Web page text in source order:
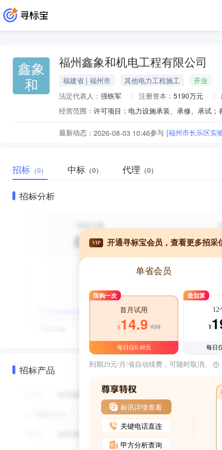
鑫象
和
福州鑫象和机电工程有限公司
福建省 | 福州市 其他电力工程施工
开业
法定代表人： 强铁军 注册资本： 5190万元
经营范围：
最新动态： 2026-08-03 10:46参与 [福州市长乐区实
招标 （0） 中标 （0） 代理 （0）
招标分析
招标产品
VIP 开通寻标宝会员，查看更多招采
单省会员
限购一次
首月试用
¥14.9 ¥39
每日仅0.48元
最划算
12
¥
每日
到期29元/月/省自动续费，可随时取消。
标讯详情查看
关键电话直连
甲方分析查询